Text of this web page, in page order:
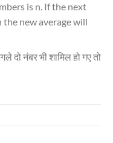
is n. If the next
new average will
नंबर भी शामिल हो गए तो